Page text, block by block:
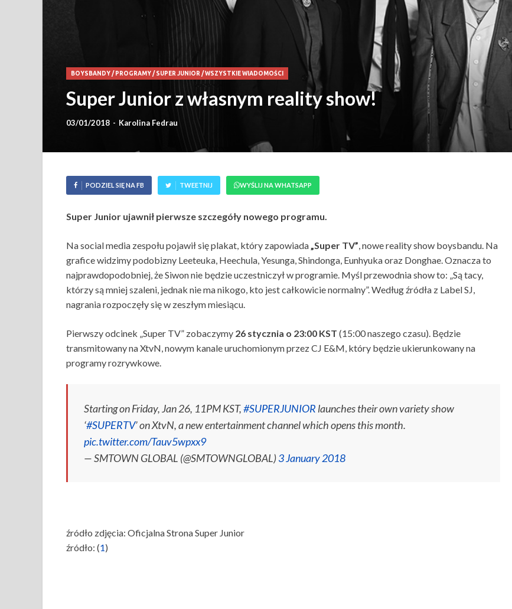
BOYSBANDY/ PROGRAMY/ SUPER JUNIOR/WSZYSTKIE WIADOMOŚCI
Super Junior z własnym reality show!
03/01/2018 - Karolina Fedrau
PODZIEL SIĘ NA FB TWEETNIJ WYŚLIJ NA WHATSAPP
Super Junior ujawnił pierwsze szczegóły nowego programu.
Na social media zespołu pojawił się plakat, który zapowiada„Super TV”, nowe reality show boysbandu. Na
grafice widzimy podobizny Leeteuka, Heechula, Yesunga, Shindonga, Eunhyuka oraz Donghae. Oznacza to
najprawdopodobniej, że Siwon nie będzie uczestniczył w programie. Myśl przewodnia show to: „Są tacy,
którzy są mniej szaleni, jednak nie ma nikogo, kto jest całkowicie normalny”. Według źródła z Label SJ,
nagrania rozpoczęły się w zeszłym miesiącu.
Pierwszy odcinek „Super TV” zobaczymy 26 stycznia o 23:00 KST (15:00 naszego czasu). Będzie
transmitowany na XtvN, nowym kanale uruchomionym przez CJ E&M, który będzie ukierunkowany na
programy rozrywkowe.
Starting on Friday, Jan 26, 11PM KST,#SUPERJUNIOR launches their own variety show
‘#SUPERTV’ on XtvN, a new entertainment channel which opens this month.
pic.twitter.com/Tauv5wpxx9
— SMTOWN GLOBAL (@SMTOWNGLOBAL)3 January 2018
źródło zdjęcia: Oficjalna Strona Super Junior
źródło: (1)